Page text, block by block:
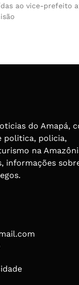
ao vice-prefeito
do Amapá,
politica, policia,
na
informações